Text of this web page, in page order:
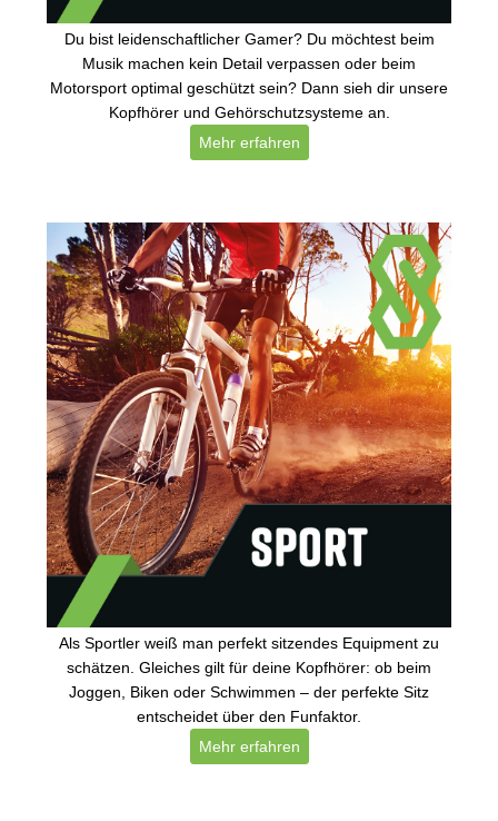
Du bist leidenschaftlicher Gamer? Du möchtest beim
Musik machen kein Detail verpassen oder beim
Motorsport optimal geschützt sein? Dann sieh dir unsere
Kopfhörer und Gehörschutzsysteme an.
Mehr erfahren
Als Sportler weiß man perfekt sitzendes Equipment zu
schätzen. Gleiches gilt für deine Kopfhörer: ob beim
Joggen, Biken oder Schwimmen – der perfekte Sitz
entscheidet über den Funfaktor.
Mehr erfahren